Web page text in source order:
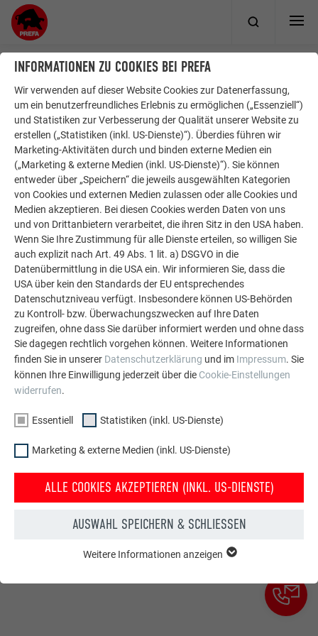
ENTDECKEN SIE DIE VIELEN VORTEILE DER PREFA PRODUKTE
Überzeugen Sie sich jetzt selbst! Einfach die gewünschten
Prospekte bestellen.
PROSPEKTE BESTELLEN
ÜBER PREFA
Über uns
Nachhaltigkeit
Jobangebote
Compliance
WIR HELFEN IHNEN
Bauhandwerker in der Nähe
finden
Fragen & Antworten
Prospekte bestellen
Kontakt
Italien
Datenschutz AGB Impressum Cookie-Einstellungen
INFORMATIONEN ZU COOKIES BEI PREFA
Wir verwenden auf dieser Website Cookies zur Datenerfassung,
um ein benutzerfreundliches Erlebnis zu ermöglichen („Essenziell“)
und Statistiken zur Verbesserung der Qualität unserer Website zu
erstellen („Statistiken (inkl. US-Dienste)“). Überdies führen wir
Marketing-Aktivitäten durch und binden externe Medien ein
(„Marketing & externe Medien (inkl. US-Dienste)“). Sie können
entweder über „Speichern“ die jeweils ausgewählten Kategorien
von Cookies und externen Medien zulassen oder alle Cookies und
Medien akzeptieren. Bei diesen Cookies werden Daten von uns
und von Drittanbietern verarbeitet, die ihren Sitz in den USA haben.
Wenn Sie Ihre Zustimmung für alle Dienste erteilen, so willigen Sie
auch explizit nach Art. 49 Abs. 1 lit. a) DSGVO in die
Datenübermittlung in die USA ein. Wir informieren Sie, dass die
USA über kein den Standards der EU entsprechendes
Datenschutzniveau verfügt. Insbesondere können US-Behörden
zu Kontroll- bzw. Überwachungszwecken auf Ihre Daten
zugreifen, ohne dass Sie darüber informiert werden und ohne dass
Sie dagegen rechtlich vorgehen können. Weitere Informationen
finden Sie in unserer Datenschutzerklärung und im Impressum. Sie
können Ihre Einwilligung jederzeit über die Cookie-Einstellungen
widerrufen.
Essentiell Statistiken (inkl. US-Dienste)
Marketing & externe Medien (inkl. US-Dienste)
ALLE COOKIES AKZEPTIEREN (INKL. US-DIENSTE)
AUSWAHL SPEICHERN & SCHLIESSEN
Funktionen der Website benötigt. Dadurch ist gewährleistet,
Weitere Informationen anzeigen